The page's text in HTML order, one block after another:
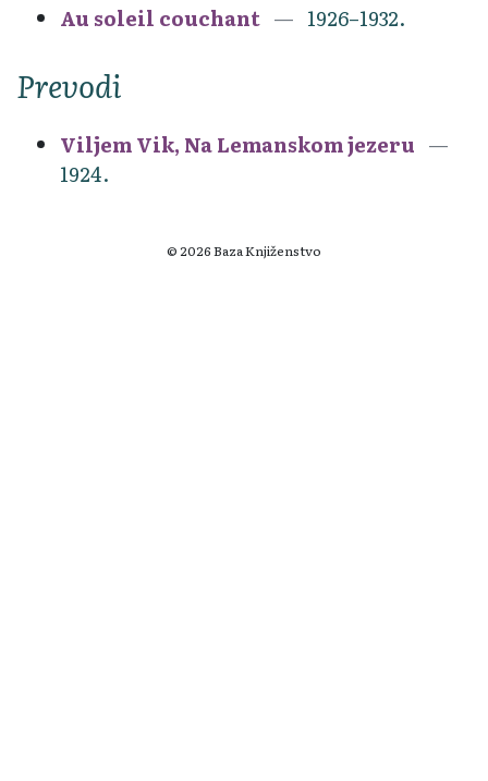
Au soleil couchant
1926–1932.
Prevodi
Viljem Vik, Na Lemanskom jezeru
1924.
© 2026 Baza Knjiženstvo